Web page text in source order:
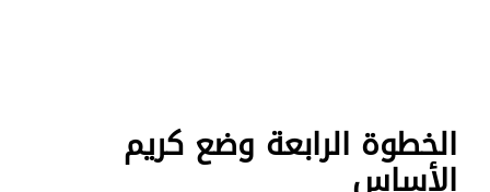
الخطوة الرابعة وضع كريم
الأساس